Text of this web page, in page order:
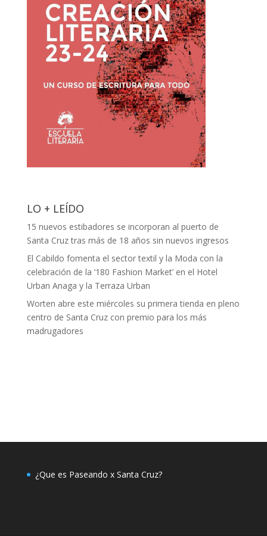
LO + LEÍDO
15 nuevos estibadores se incorporan al puerto de
Santa Cruz tras más de 18 años sin nuevos ingresos
El Cabildo fomenta el sector textil y la Moda con la
celebración de la ‘180 Fashion Market’ en el Hotel
Urban Anaga y la Terraza Urban
Worten abre este miércoles su primera tienda en pleno
centro de Santa Cruz con premio para los más
madrugadores
¿Que es Paseando x Santa Cruz?